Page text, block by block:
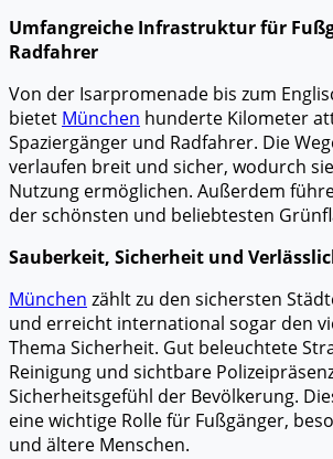
Umfangreiche Infrastruktur für
Radfahrer
Von der Isarpromenade bis zum
bietet München hunderte Kilometer
Spaziergänger und Radfahrer. Die
verlaufen breit und sicher, wodurch
Nutzung ermöglichen. Außerdem
der schönsten und beliebtesten
Sauberkeit, Sicherheit und
München zählt zu den sichersten
und erreicht international sogar den
Thema Sicherheit. Gut beleuchtete
Reinigung und sichtbare
Sicherheitsgefühl der Bevölkerung.
eine wichtige Rolle für Fußgänger,
und ältere Menschen.